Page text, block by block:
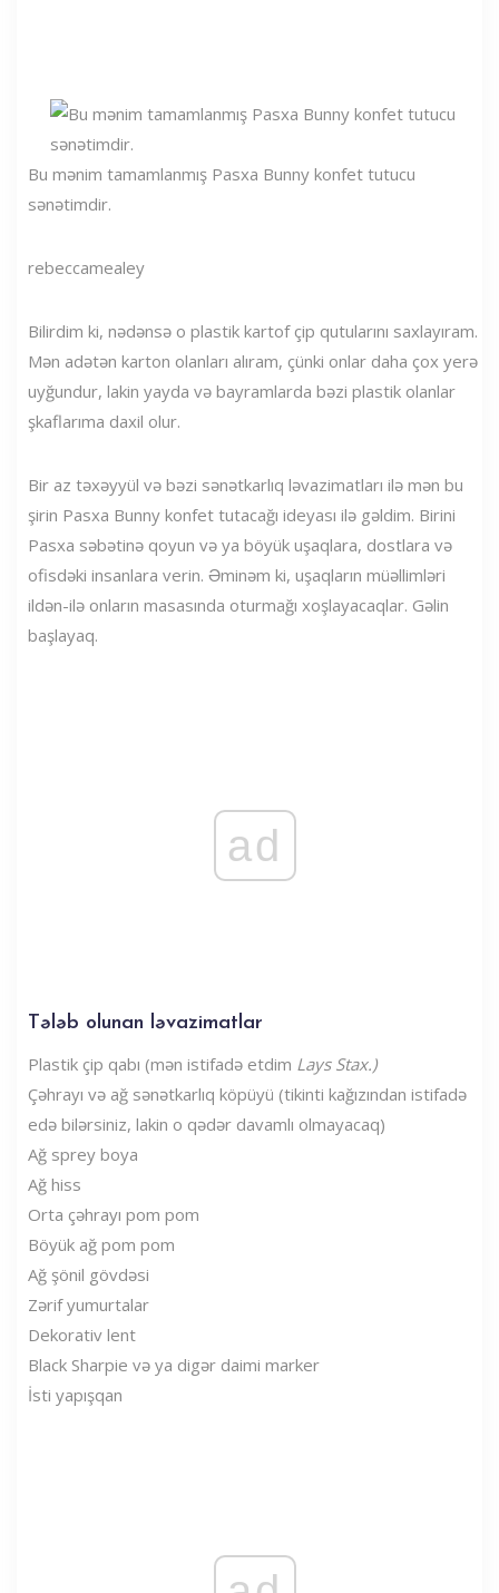
Bu mənim tamamlanmış Pasxa Bunny konfet tutucu
sənətimdir.
rebeccamealey
Bilirdim ki, nədənsə o plastik kartof çip qutularını saxlayıram.
Mən adətən karton olanları alıram, çünki onlar daha çox yerə
uyğundur, lakin yayda və bayramlarda bəzi plastik olanlar
şkaflarıma daxil olur.
Bir az təxəyyül və bəzi sənətkarlıq ləvazimatları ilə mən bu
şirin Pasxa Bunny konfet tutacağı ideyası ilə gəldim. Birini
Pasxa səbətinə qoyun və ya böyük uşaqlara, dostlara və
ofisdəki insanlara verin. Əminəm ki, uşaqların müəllimləri
ildən-ilə onların masasında oturmağı xoşlayacaqlar. Gəlin
başlayaq.
ad
Tələb olunan ləvazimatlar
Plastik çip qabı (mən istifadə etdim Lays Stax.)
Çəhrayı və ağ sənətkarlıq köpüyü (tikinti kağızından istifadə
edə bilərsiniz, lakin o qədər davamlı olmayacaq)
Ağ sprey boya
Ağ hiss
Orta çəhrayı pom pom
Böyük ağ pom pom
Ağ şönil gövdəsi
Zərif yumurtalar
Dekorativ lent
Black Sharpie və ya digər daimi marker
İsti yapışqan